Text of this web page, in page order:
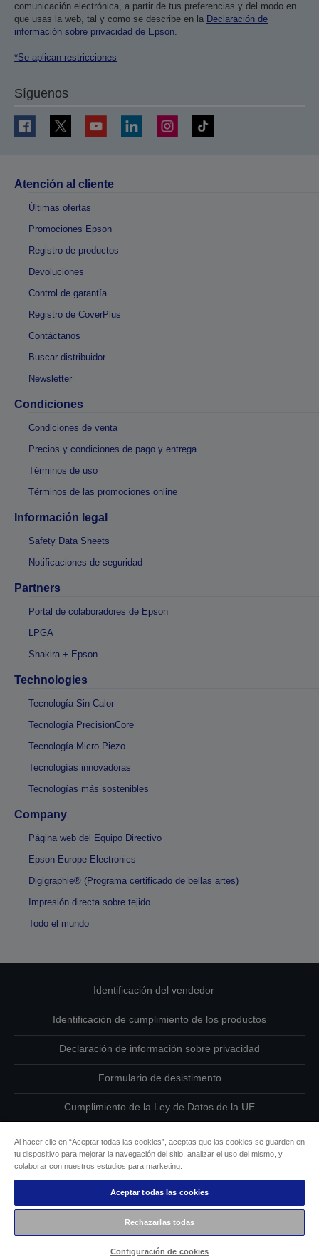
comunicación electrónica, a partir de tus preferencias y del modo en
que usas la web, tal y como se describe en la Declaración de
información sobre privacidad de Epson.
*Se aplican restricciones
Síguenos
Atención al cliente
Últimas ofertas
Promociones Epson
Registro de productos
Devoluciones
Control de garantía
Registro de CoverPlus
Contáctanos
Buscar distribuidor
Newsletter
Condiciones
Condiciones de venta
Precios y condiciones de pago y entrega
Términos de uso
Términos de las promociones online
Información legal
Safety Data Sheets
Notificaciones de seguridad
Partners
Portal de colaboradores de Epson
LPGA
Shakira + Epson
Technologies
Tecnología Sin Calor
Tecnología PrecisionCore
Tecnología Micro Piezo
Tecnologías innovadoras
Tecnologías más sostenibles
Company
Página web del Equipo Directivo
Epson Europe Electronics
Digigraphie® (Programa certificado de bellas artes)
Impresión directa sobre tejido
Todo el mundo
Identificación del vendedor
Identificación de cumplimiento de los productos
Declaración de información sobre privacidad
Formulario de desistimento
Cumplimiento de la Ley de Datos de la UE
Información sobre cookies
Compromiso de accesibilidad de Epson
Copyright © 2026 Seiko Epson
Al hacer clic en “Aceptar todas las cookies”, aceptas que las cookies se guarden en
tu dispositivo para mejorar la navegación del sitio, analizar el uso del mismo, y
colaborar con nuestros estudios para marketing.
Aceptar todas las cookies
Rechazarlas todas
Configuración de cookies